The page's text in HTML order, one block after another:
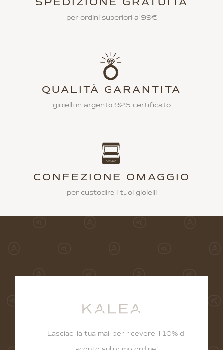
SPEDIZIONE GRATUITA
per ordini superiori a 99€
QUALITÀ GARANTITA
gioielli in argento 925 certificato
CONFEZIONE OMAGGIO
per custodire i tuoi gioielli
Lasciaci la tua mail per ricevere il 10% di